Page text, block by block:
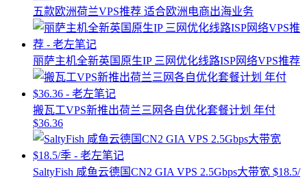
五款欧洲荷兰VPS推荐 适合欧洲电商出海业务
丽萨主机全新英国原生IP 三网优化线路ISP网络VPS推荐
搬瓦工VPS新推出荷兰三网各自优化套餐计划 年付
$36.36
SaltyFish 咸鱼云德国CN2 GIA VPS 2.5Gbps大带宽 $18.5/